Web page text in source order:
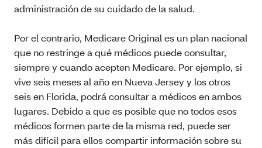
administración de su cuidado de la salud.
Por el contrario, Medicare Original es un plan nacional
que no restringe a qué médicos puede consultar,
siempre y cuando acepten Medicare. Por ejemplo, si
vive seis meses al año en Nueva Jersey y los otros
seis en Florida, podrá consultar a médicos en ambos
lugares. Debido a que es posible que no todos esos
médicos formen parte de la misma red, puede ser
más difícil para ellos compartir información sobre su